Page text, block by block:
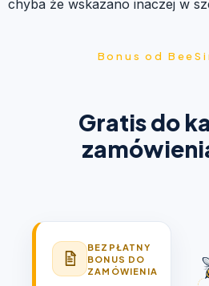
chyba że wskazano inaczej w
Bonus od
Gratis do
BEZPŁATNY
BONUS DO
ZAMÓWIENIA